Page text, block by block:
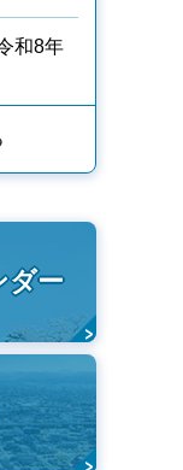
和8年
ダー